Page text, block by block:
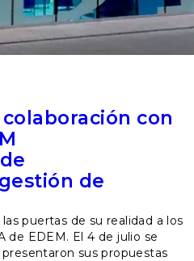
con
de
puertas de su realidad a los
de EDEM. El 4 de julio se
sus propuestas